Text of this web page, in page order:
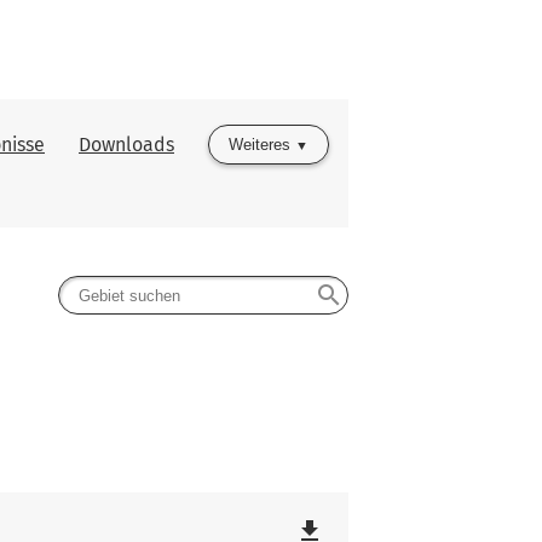
Downloads Weiteres
search
file_download